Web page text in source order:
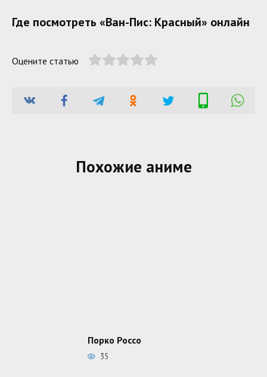
Где посмотреть «Ван-Пис: Красный» онлайн
Оцените статью
Похожие аниме
Порко Россо
35